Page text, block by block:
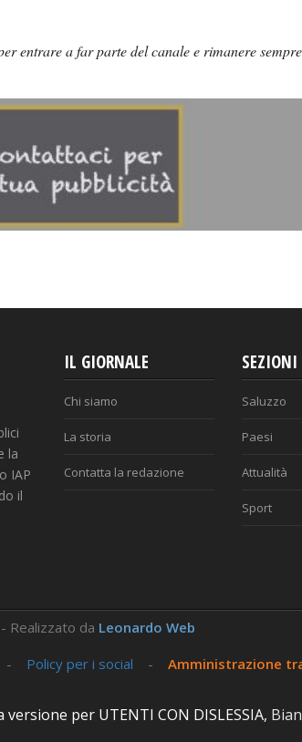
entrare a far parte del canale e rimanere
la
IAP
il
IL GIORNALE
Chi siamo
La storia
Contatta la redazione
SEZIONI
Saluzzo
Paesi
Attualità
Sport
Realizzato da Leonardo Web
- Policy per i social - Amministrazione
per UTENTI CON DISLESSIA,